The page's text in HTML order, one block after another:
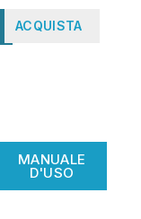
ACQUISTA
MANUALE
D'USO